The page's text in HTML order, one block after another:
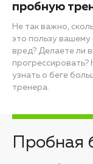
пробную
Не так важно,
это пользу вашему
вред? Делаете ли
узнать о беге
тренера.
Пробная